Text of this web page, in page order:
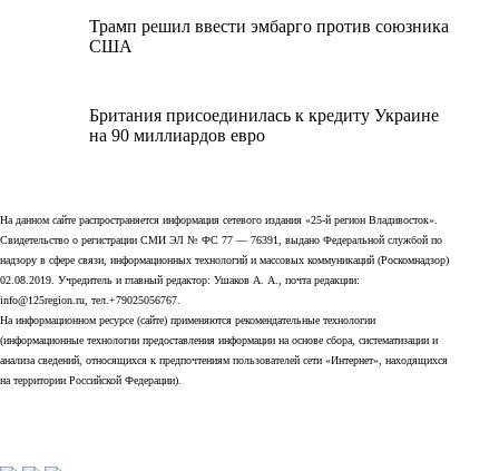
Трамп решил ввести эмбарго против союзника
США
Британия присоединилась к кредиту Украине
на 90 миллиардов евро
На данном сайте распространяется информация сетевого издания «25-й регион Владивосток».
Свидетельство о регистрации СМИ ЭЛ № ФС 77 — 76391, выдано Федеральной службой по
надзору в сфере связи, информационных технологий и массовых коммуникаций (Роскомнадзор)
02.08.2019. Учредитель и главный редактор: Ушаков А. А., почта редакции:
info@125region.ru, тел.+79025056767.
На информационном ресурсе (сайте) применяются рекомендательные технологии
(информационные технологии предоставления информации на основе сбора, систематизации и
анализа сведений, относящихся к предпочтениям пользователей сети «Интернет», находящихся
на территории Российской Федерации).